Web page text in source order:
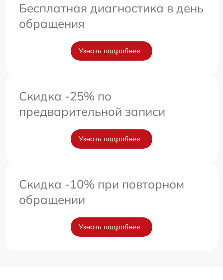
Бесплатная диагностика в день
обращения
Узнать подробнее
Скидка -25% по
предварительной записи
Узнать подробнее
Скидка -10% при повторном
обращении
Узнать подробнее